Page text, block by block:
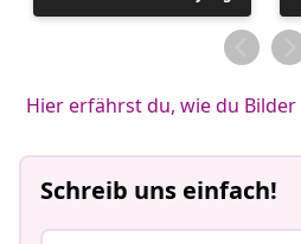
veröffentlicht
Hier erfährst du, wie du
Schreib uns einfach!